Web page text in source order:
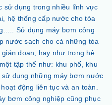
sử dụng trong nhiều lĩnh vực
hệ thống cấp nước cho tòa
Sử dụng máy bơm công
nước sach cho cả những tòa
đoạn, hay như trong hệ
tập thể như: khu phố, khu
dụng những máy bơm nước
động liên tục và an toàn.
bơm công nghiệp cũng phục